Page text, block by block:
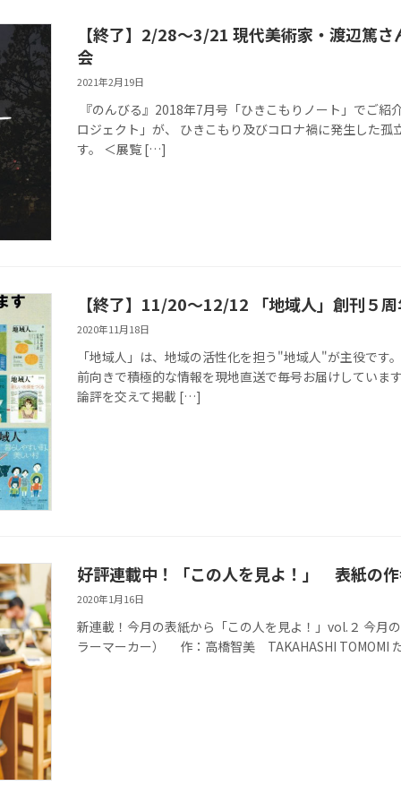
【終了】2/28～3/21 現代美術家・渡辺篤
会
2021年2月19日
『のんびる』2018年7月号「ひきこもりノート」でご
ロジェクト」が、 ひきこもり及びコロナ禍に発生した
す。 ＜展覧 […]
【終了】11/20〜12/12 「地域人」創刊５
2020年11月18日
「地域人」は、地域の活性化を担う"地域人"が主役で
前向きで積極的な情報を現地直送で毎号お届けしていま
論評を交えて掲載 […]
好評連載中！「この人を見よ！」 表紙の
2020年1月16日
新連載！今月の表紙から「この人を見よ！」vol.２ 今月
ラーマーカー） 作：高橋智美 TAKAHASHI TOMOMI